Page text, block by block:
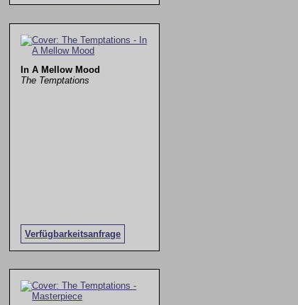
In A Mellow Mood
The Temptations
Verfügbarkeitsanfrage